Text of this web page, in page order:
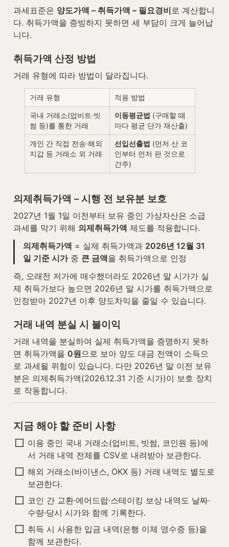
과세표준은 양도가액 – 취득가액 – 필요경비 로 계산합니
다. 취득가액을 증빙하지 못하면 세 부담이 크게 늘어납
니다.
취득가액 산정 방법
거래 유형에 따라 방법이 달라집니다.
거래 유형 적용 방법
국내 거래소(업비트·빗
썸 등)를 통한 거래
이동평균법 (구매할 때
마다 평균 단가 재산출)
개인 간 직접 전송·해외
지갑 등 거래소 외 거래
선입선출법 (먼저 산 코
인부터 먼저 판 것으로
간주)
의제취득가액 – 시행 전 보유분 보호
2027년 1월 1일 이전부터 보유 중인 가상자산은 소급
과세를 막기 위해 의제취득가액 제도를 적용합니다.
의제취득가액 = 실제 취득가액과 2026년 12월 31
일 기준 시가 중 큰 금액을 취득가액으로 인정
즉, 오래전 저가에 매수했더라도 2026년 말 시가가 실
제 취득가보다 높으면 2026년 말 시가를 취득가액으로
인정받아 2027년 이후 양도차익을 줄일 수 있습니다.
거래 내역 분실 시 불이익
거래 내역을 분실하여 실제 취득가액을 증명하지 못하
면 취득가액을 0원으로 보아 양도 대금 전액이 소득으
로 과세될 위험이 있습니다. 다만 2026년 말 이전 보유
분은 의제취득가액(2026.12.31 기준 시가)이 보호 장치
로 작동합니다.
지금 해야 할 준비 사항
이용 중인 국내 거래소(업비트, 빗썸, 코인원 등)에
서 거래 내역 전체를 CSV로 내려받아 보관한다.
해외 거래소(바이낸스, OKX 등) 거래 내역도 별도로
보관한다.
코인 간 교환·에어드랍·스테이킹 보상 내역도 날짜·
수량·당시 시가와 함께 기록한다.
취득 시 사용한 입금 내역(은행 이체 영수증 등)을
함께 보관한다.